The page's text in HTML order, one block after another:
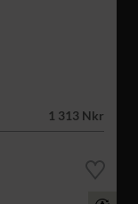
1 313 Nkr